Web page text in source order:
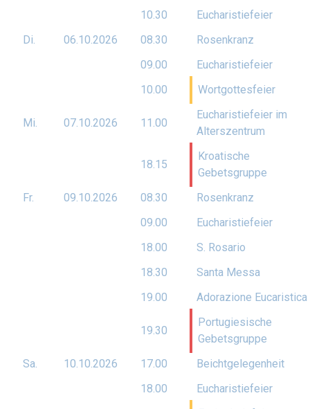
10.30
Eucharistiefeier
Di.
06.10.2026 08.30
Rosenkranz
09.00
Eucharistiefeier
10.00
Wortgottesfeier
Mi. 07.10.2026 11.00
Eucharistiefeier im
Alterszentrum
18.15
Kroatische
Gebetsgruppe
Fr.
09.10.2026 08.30
Rosenkranz
09.00
Eucharistiefeier
18.00
S. Rosario
18.30
Santa Messa
19.00
Adorazione Eucaristica
19.30
Portugiesische
Gebetsgruppe
Sa.
10.10.2026 17.00
Beichtgelegenheit
18.00
Eucharistiefeier